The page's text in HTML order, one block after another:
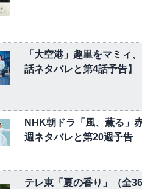
「大空港」趣里をマミィ
話ネタバレと第4話予告】
NHK朝ドラ「風、薫る」
週ネタバレと第20週予告
テレ東「夏の香り」（全